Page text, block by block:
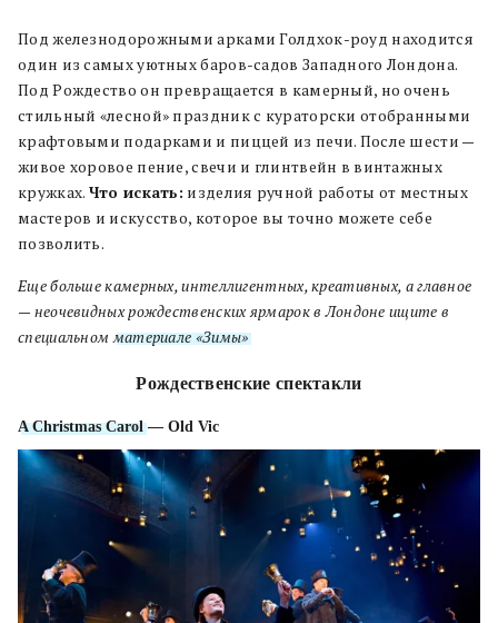
Под железнодорожными арками Голдхок-роуд находится
один из самых уютных баров-садов Западного Лондона.
Под Рождество он превращается в камерный, но очень
стильный «лесной» праздник с кураторски отобранными
крафтовыми подарками и пиццей из печи. После шести —
живое хоровое пение, свечи и глинтвейн в винтажных
кружках. Что искать: изделия ручной работы от местных
мастеров и искусство, которое вы точно можете себе
позволить.
Еще больше камерных, интеллигентных, креативных, а главное
— неочевидных рождественских ярмарок в Лондоне ищите в
специальномматериале «Зимы».
Рождественские спектакли
A Christmas Carol— Old Vic